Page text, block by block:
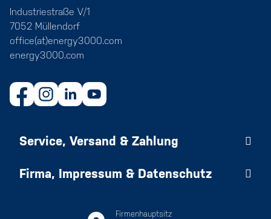
Industriestraße V/1
7052 Müllendorf
office(at)energy3000.com
energy3000.com
Service, Versand & Zahlung
Firma, Impressum & Datenschutz
Firmenhauptsitz